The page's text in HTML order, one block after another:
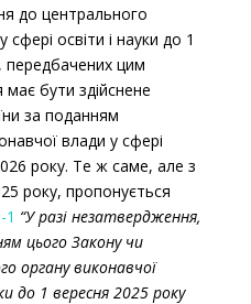
до центрального
освіти і науки до 1
передбачених цим
бути здійснене
за поданням
влади у сфері
року. Те ж саме, але з
року, пропонується
“У разі незатвердження,
цього Закону чи
органу виконавчої
до 1 вересня 2025 року